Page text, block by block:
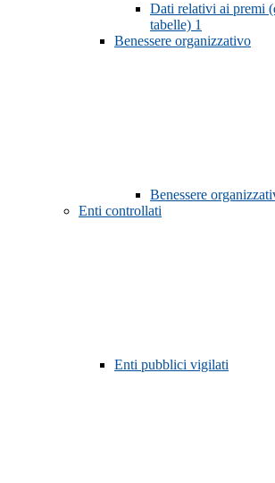
Dati relativi ai premi
tabelle) 1
Benessere organizzativo
Benessere
Enti controllati
Enti pubblici vigilati